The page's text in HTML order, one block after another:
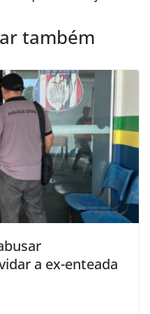
também
a ex-enteada